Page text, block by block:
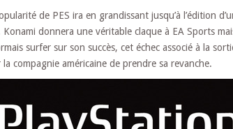
de PES ira en grandissant jusqu’à l’édition
donnera une véritable claque à EA Sports
surfer sur son succès, cet échec associé à la
compagnie américaine de prendre sa revanche.